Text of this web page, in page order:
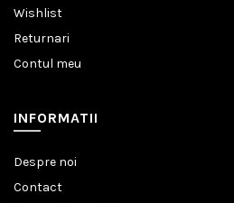
Wishlist
Returnari
Contul meu
INFORMATII
Despre noi
Contact